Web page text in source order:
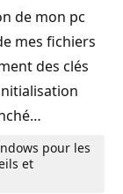
de mon pc
mes fichiers
des clés
pour les
et